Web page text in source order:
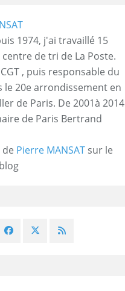
1974, j'ai travaillé 15
de tri de La Poste.
, puis responsable du
le 20e arrondissement en
de Paris. De 2001à 2014
de Paris Bertrand
Pierre MANSAT sur le